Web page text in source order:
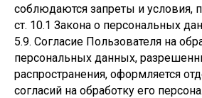
соблюдаются запреты и условия,
ст. 10.1 Закона о персональных
5.9. Согласие Пользователя на
персональных данных,
распространения, оформляется
согласий на обработку его